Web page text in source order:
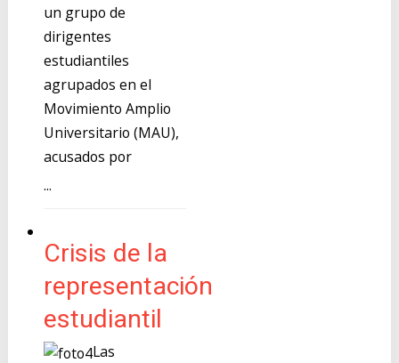
un grupo de
dirigentes
estudiantiles
agrupados en el
Movimiento Amplio
Universitario (MAU),
acusados por
...
Crisis de la
representación
estudiantil
Las